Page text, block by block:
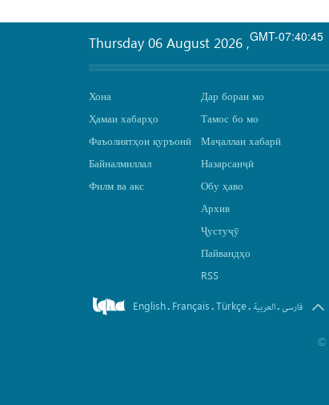
GMT-07:40:45
Thursday 06 August 2026 ,
Хона
Ҳамаи хабарҳо
Фаъолиятҳои қуръонӣ
Байналмиллал
Филм ва акс
Дар бораи мо
Тамос бо мо
Маҷаллаи хабарӣ
Назарсанҷӣ
Обу ҳаво
Архив
Ҷустуҷӯ
Пайвандҳо
RSS
English. Français.Türkçe. العربیة.فارسی
©